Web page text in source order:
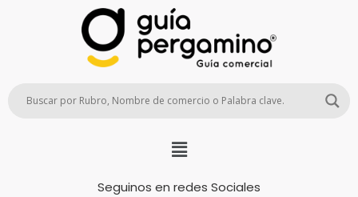
Seguinos en redes Sociales